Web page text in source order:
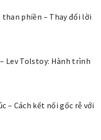
phiền – Thay đổi lời
Lev Tolstoy: Hành trình
– Cách kết nối gốc rễ với